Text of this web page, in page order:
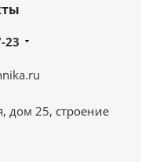
23
дом 25, строение